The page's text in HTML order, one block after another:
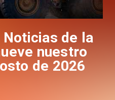
de la
nuestro
de 2026